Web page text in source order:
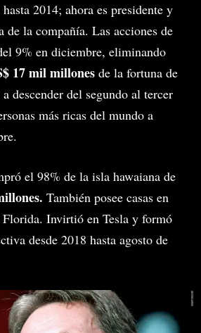
2014; ahora es presidente y
de la compañía. Las acciones de
9% en diciembre, eliminando
17 mil millones de la fortuna de
descender del segundo al tercer
más ricas del mundo a
el 98% de la isla hawaiana de
También posee casas en
Invirtió en Tesla y formó
desde 2018 hasta agosto de